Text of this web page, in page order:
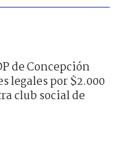
de Concepción
legales por $2.000
club social de